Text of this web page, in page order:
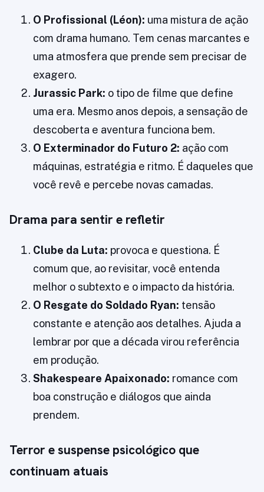
O Profissional (Léon): uma mistura de ação
com drama humano. Tem cenas marcantes e
uma atmosfera que prende sem precisar de
exagero.
Jurassic Park: o tipo de filme que define
uma era. Mesmo anos depois, a sensação de
descoberta e aventura funciona bem.
O Exterminador do Futuro 2: ação com
máquinas, estratégia e ritmo. É daqueles que
você revê e percebe novas camadas.
Drama para sentir e refletir
Clube da Luta: provoca e questiona. É
comum que, ao revisitar, você entenda
melhor o subtexto e o impacto da história.
O Resgate do Soldado Ryan: tensão
constante e atenção aos detalhes. Ajuda a
lembrar por que a década virou referência
em produção.
Shakespeare Apaixonado: romance com
boa construção e diálogos que ainda
prendem.
Terror e suspense psicológico que
continuam atuais